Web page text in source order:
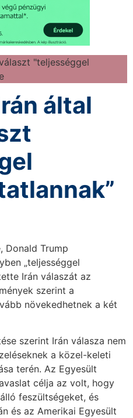
által
Donald Trump
„teljességgel
Irán válaszát az
szerint a
növekedhetnek a két
szerint Irán válasza nem
a közel-keleti
terén. Az Egyesült
célja az volt, hogy
feszültségeket, és
és az Amerikai Egyesült